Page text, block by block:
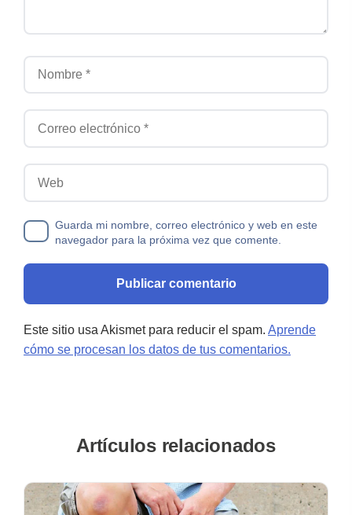
Nombre
Guarda mi nombre, correo electrónico y web en este
navegador para la próxima vez que comente.
Este sitio usa Akismet para reducir el spam. Aprende
cómo se procesan los datos de tus comentarios.
Artículos relacionados